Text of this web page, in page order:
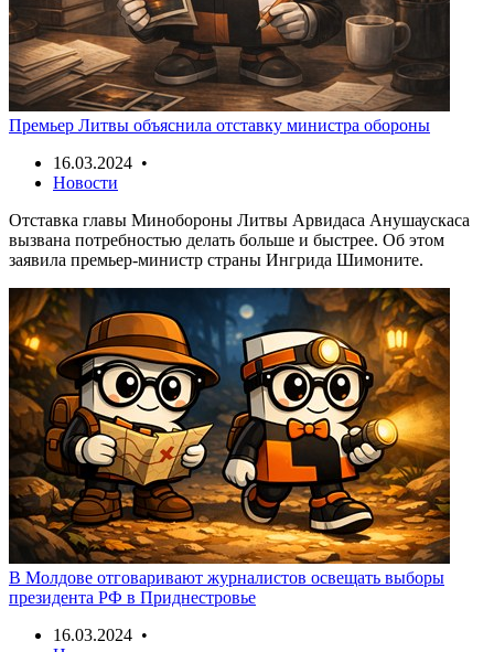
Премьер Литвы объяснила отставку министра обороны
16.03.2024 •
Новости
Отставка главы Минобороны Литвы Арвидаса Анушаускаса
вызвана потребностью делать больше и быстрее. Об этом
заявила премьер-министр страны Ингрида Шимоните.
В Молдове отговаривают журналистов освещать выборы
президента РФ в Приднестровье
16.03.2024 •